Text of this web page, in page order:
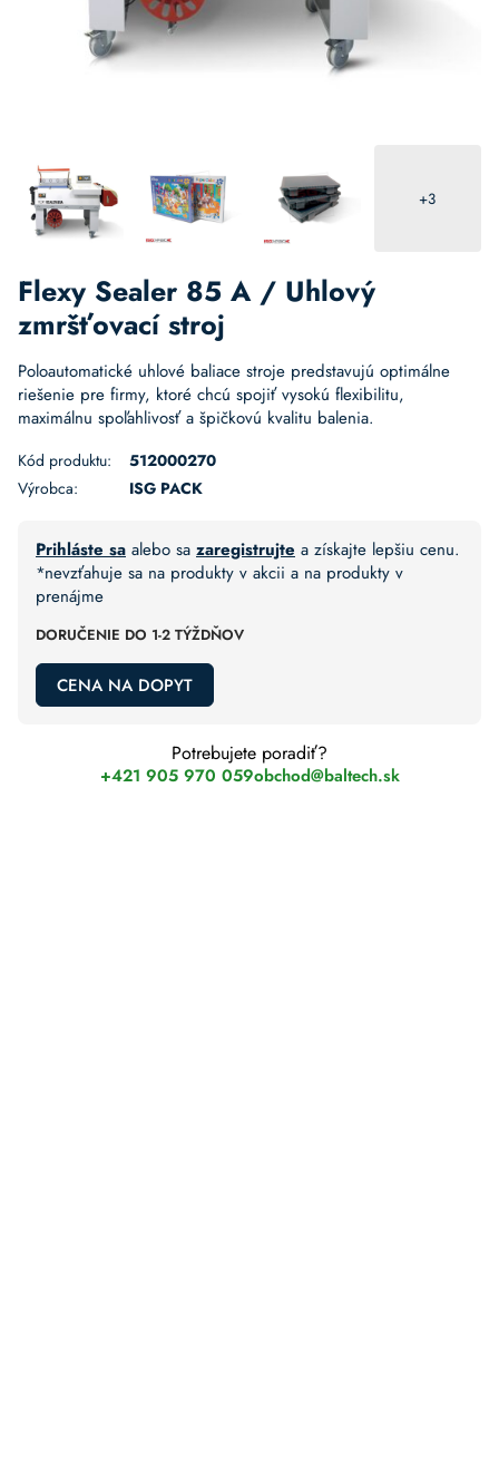
+3
Flexy Sealer 85 A / Uhlový
zmršťovací stroj
Poloautomatické uhlové baliace stroje predstavujú optimálne
riešenie pre firmy, ktoré chcú spojiť vysokú flexibilitu,
maximálnu spoľahlivosť a špičkovú kvalitu balenia.
Kód produktu:
512000270
Výrobca:
ISG PACK
Prihláste sa alebo sa zaregistrujte a získajte lepšiu cenu.
*nevzťahuje sa na produkty v akcii a na produkty v
prenájme
DORUČENIE DO 1-2 TÝŽDŇOV
CENA NA DOPYT
Potrebujete poradiť?
+421 905 970 059obchod@baltech.sk